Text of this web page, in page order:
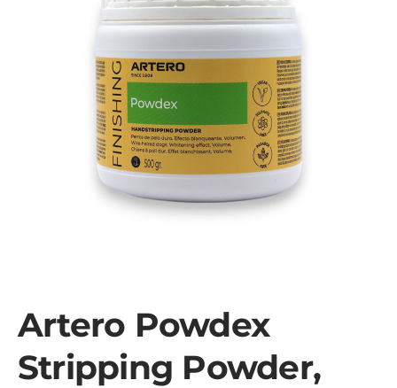
Artero Powdex
Stripping Powder,